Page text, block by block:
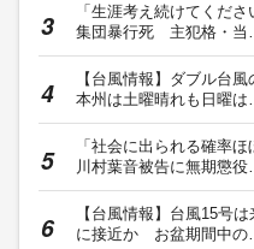
「生涯考え続けてくだ
集団暴行死 主犯格・当…
【台風情報】ダブル台
本州は土曜晴れも日曜は…
「社会に出られる確率ほ
川村葉音被告に無期懲役…
【台風情報】台風15号
に接近か お盆期間中の…